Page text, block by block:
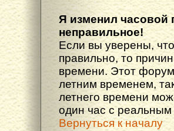
Я изменил часовой
неправильное!
Если вы уверены,
правильно, то
времени. Этот
летним временем,
летнего времени
один час с
Вернуться к началу